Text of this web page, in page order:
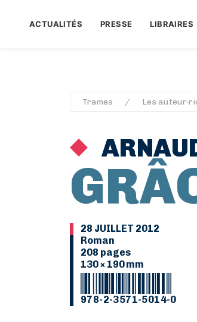
ACTUALITÉS PRESSE LIBRAIRES
Trames Les
28 JUILLET 2012
Roman
208 pages
130 × 190 mm
978-2-3571-5014-0